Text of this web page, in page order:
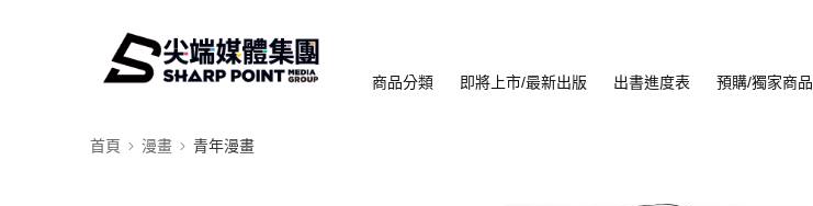
商品分類 即將上市/最新出版 出書進度表 預購/獨家商品
首頁 漫畫 青年漫畫